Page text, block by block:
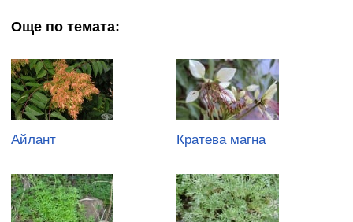
Още по темата:
Айлант Кратева магна